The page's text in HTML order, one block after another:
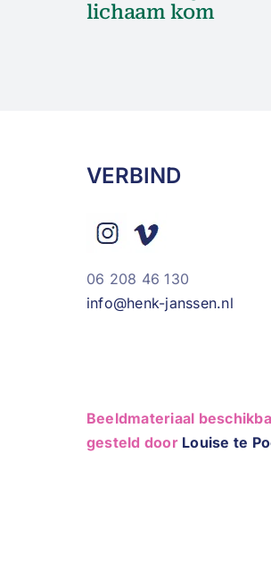
lichaam kom
VERBIND
06 208 46 130
info@henk-janssen.nl
Beeldmateriaal
gesteld door Louise te